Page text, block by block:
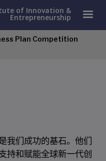
of Innovation &
Entrepreneurship
Plan Competition
我们成功的基石。他们
持和赋能全球新一代创